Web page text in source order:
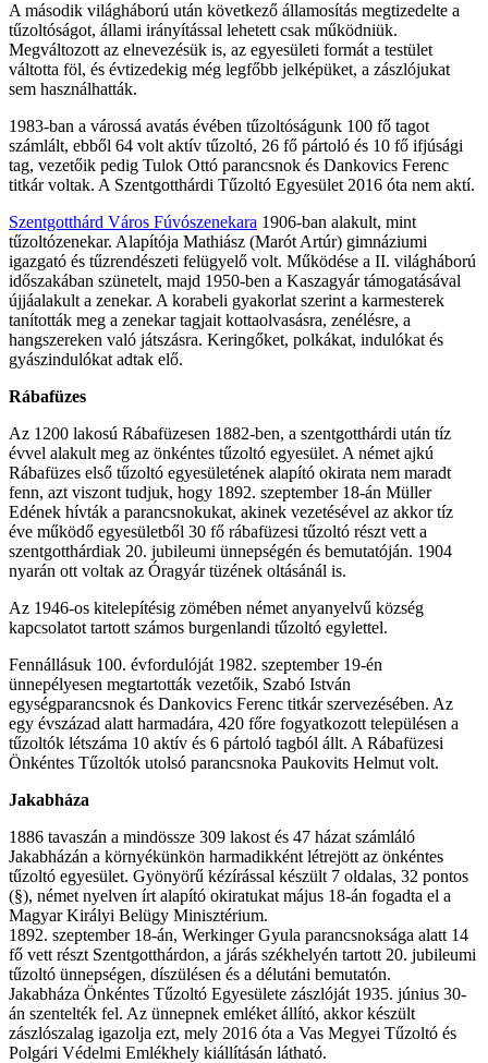
A második világháború után következő államosítás megtizedelte a
tűzoltóságot, állami irányítással lehetett csak működniük.
Megváltozott az elnevezésük is, az egyesületi formát a testület
váltotta föl, és évtizedekig még legfőbb jelképüket, a zászlójukat
sem használhatták.
1983-ban a várossá avatás évében tűzoltóságunk 100 fő tagot
számlált, ebből 64 volt aktív tűzoltó, 26 fő pártoló és 10 fő ifjúsági
tag, vezetőik pedig Tulok Ottó parancsnok és Dankovics Ferenc
titkár voltak. A Szentgotthárdi Tűzoltó Egyesület 2016 óta nem aktí.
Szentgotthárd Város Fúvószenekara 1906-ban alakult, mint
tűzoltózenekar. Alapítója Mathiász (Marót Artúr) gimnáziumi
igazgató és tűzrendészeti felügyelő volt. Működése a II. világháború
időszakában szünetelt, majd 1950-ben a Kaszagyár támogatásával
újjáalakult a zenekar. A korabeli gyakorlat szerint a karmesterek
tanították meg a zenekar tagjait kottaolvasásra, zenélésre, a
hangszereken való játszásra. Keringőket, polkákat, indulókat és
gyászindulókat adtak elő.
Rábafüzes
Az 1200 lakosú Rábafüzesen 1882-ben, a szentgotthárdi után tíz
évvel alakult meg az önkéntes tűzoltó egyesület. A német ajkú
Rábafüzes első tűzoltó egyesületének alapító okirata nem maradt
fenn, azt viszont tudjuk, hogy 1892. szeptember 18-án Müller
Edének hívták a parancsnokukat, akinek vezetésével az akkor tíz
éve működő egyesületből 30 fő rábafüzesi tűzoltó részt vett a
szentgotthárdiak 20. jubileumi ünnepségén és bemutatóján. 1904
nyarán ott voltak az Óragyár tüzének oltásánál is.
Az 1946-os kitelepítésig zömében német anyanyelvű község
kapcsolatot tartott számos burgenlandi tűzoltó egylettel.
Fennállásuk 100. évfordulóját 1982. szeptember 19-én
ünnepélyesen megtartották vezetőik, Szabó István
egységparancsnok és Dankovics Ferenc titkár szervezésében. Az
egy évszázad alatt harmadára, 420 főre fogyatkozott településen a
tűzoltók létszáma 10 aktív és 6 pártoló tagból állt. A Rábafüzesi
Önkéntes Tűzoltók utolsó parancsnoka Paukovits Helmut volt.
Jakabháza
1886 tavaszán a mindössze 309 lakost és 47 házat számláló
Jakabházán a környékünkön harmadikként létrejött az önkéntes
tűzoltó egyesület. Gyönyörű kézírással készült 7 oldalas, 32 pontos
(§), német nyelven írt alapító okiratukat május 18-án fogadta el a
Magyar Királyi Belügy Minisztérium.
1892. szeptember 18-án, Werkinger Gyula parancsnoksága alatt 14
fő vett részt Szentgotthárdon, a járás székhelyén tartott 20. jubileumi
tűzoltó ünnepségen, díszülésen és a délutáni bemutatón.
Jakabháza Önkéntes Tűzoltó Egyesülete zászlóját 1935. június 30-
án szentelték fel. Az ünnepnek emléket állító, akkor készült
zászlószalag igazolja ezt, mely 2016 óta a Vas Megyei Tűzoltó és
Polgári Védelmi Emlékhely kiállításán látható.